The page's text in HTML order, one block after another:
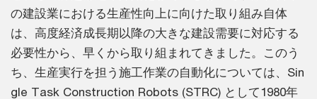
の建設業における生産性向上に向けた取り組み自体
は、高度経済成長期以降の大きな建設需要に対応する
必要性から、早くから取り組まれてきました。このう
ち、生産実行を担う施工作業の自動化については、Sin
gle Task Construction Robots (STRC) として1980年